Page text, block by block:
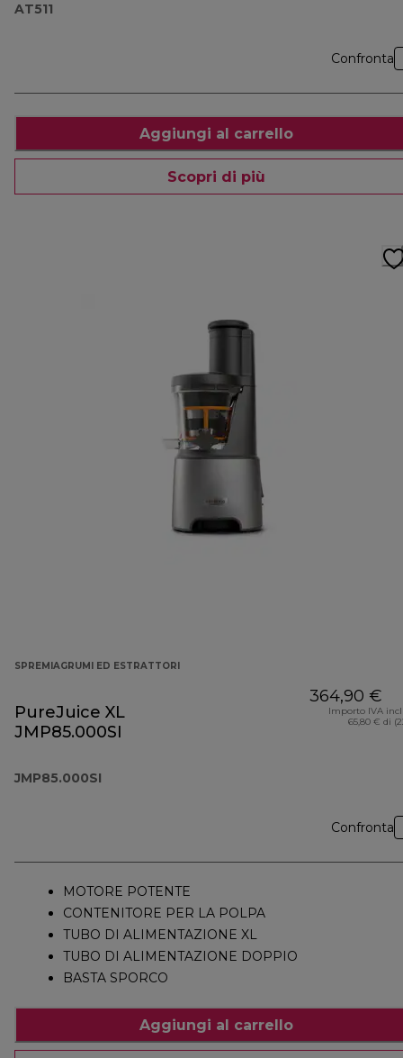
AT511
Confronta
Aggiungi al carrello
Scopri di più
SPREMIAGRUMI ED ESTRATTORI
PureJuice XL
JMP85.000SI
JMP85.000SI
364,90 €
Importo IVA
65,80 € di
Confronta
MOTORE POTENTE
CONTENITORE PER LA POLPA
TUBO DI ALIMENTAZIONE XL
TUBO DI ALIMENTAZIONE DOPPIO
BASTA SPORCO
Aggiungi al carrello